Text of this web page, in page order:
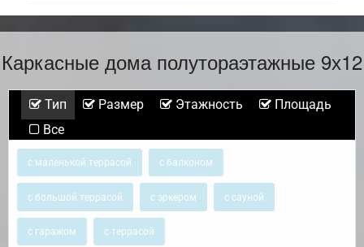
Каркасные дома полутораэтажные 9х12
Тип Размер Этажность
Площадь
Все
с маленькой террасой с балконом
с большой террасой с эркером с сауной
с гаражом с террасой